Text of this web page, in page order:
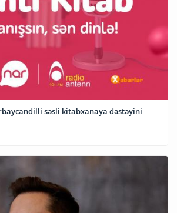
səsli kitabxanaya dəstəyini